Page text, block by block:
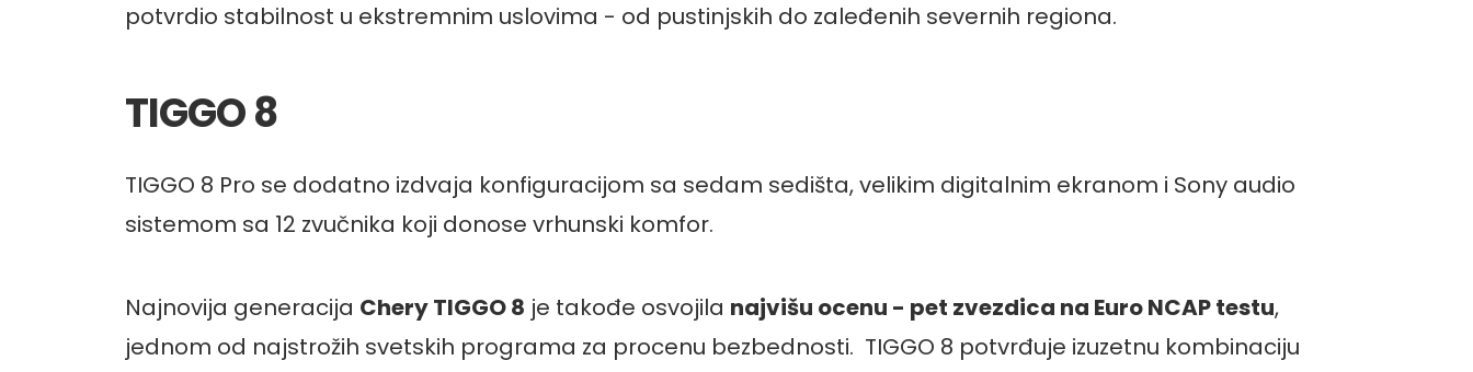
potvrdio stabilnost u ekstremnim uslovima - od pustinjskih do zaleđenih severnih regiona.
TIGGO 8
TIGGO 8 Pro se dodatno izdvaja konfiguracijom sa sedam sedišta, velikim digitalnim ekranom i Sony audio
sistemom sa 12 zvučnika koji donose vrhunski komfor.
Najnovija generacija Chery TIGGO 8 je takođe osvojila najvišu ocenu - pet zvezdica na Euro NCAP testu,
jednom od najstrožih svetskih programa za procenu bezbednosti. TIGGO 8 potvrđuje izuzetnu kombinaciju